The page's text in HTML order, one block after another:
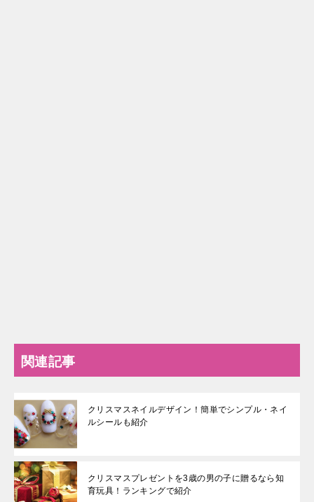
関連記事
クリスマスネイルデザイン！簡単でシンプル・ネイ
ルシールも紹介
クリスマスプレゼントを3歳の男の子に贈るなら知
育玩具！ランキングで紹介